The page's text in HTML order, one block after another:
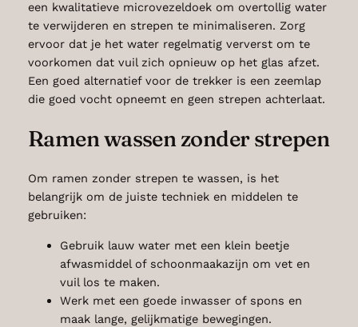
een kwalitatieve microvezeldoek om overtollig water
te verwijderen en strepen te minimaliseren. Zorg
ervoor dat je het water regelmatig ververst om te
voorkomen dat vuil zich opnieuw op het glas afzet.
Een goed alternatief voor de trekker is een zeemlap
die goed vocht opneemt en geen strepen achterlaat.
Ramen wassen zonder strepen
Om ramen zonder strepen te wassen, is het
belangrijk om de juiste techniek en middelen te
gebruiken:
Gebruik lauw water met een klein beetje
afwasmiddel of schoonmaakazijn om vet en
vuil los te maken.
Werk met een goede inwasser of spons en
maak lange, gelijkmatige bewegingen.